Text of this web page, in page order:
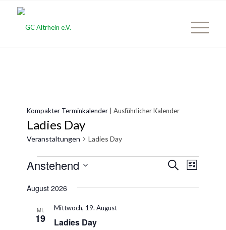
Kompakter Terminkalender | Ausführlicher Kalender
Ladies Day
Veranstaltungen Ladies Day
Veranstaltungen Suche
Liste
Anstehend
wählen.
August 2026
MI.
19 Ladies Day
Mittwoch, 19. August